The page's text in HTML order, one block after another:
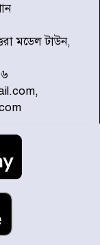
সর্বকনিষ্ঠ
এক শিশুর রক্তে
সম্ভাবনা, যা
অমর প্রতীক
স্মৃতি: শহীদ
মডেল টাউন,